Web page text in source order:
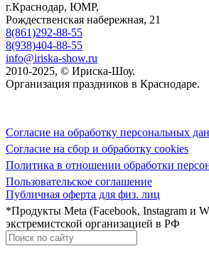
г.Краснодар, ЮМР,
Рождественская набережная, 21
8(861)292-88-55
8(938)404-88-55
info@iriska-show.ru
2010-2025, © Ириска-Шоу.
Организация праздников в Краснодаре.
Согласие на обработку персональных
Согласие на сбор и обработку cookies
Политика в отношении обработки
Пользовательское соглашение
Публичная оферта для физ. лиц
*Продукты Meta (Facebook, Instagram и
экстремистской организацией в РФ